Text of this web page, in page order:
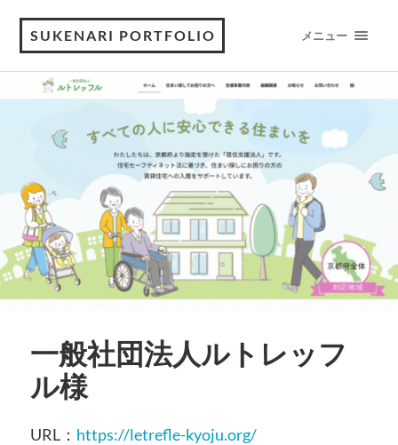
SUKENARI PORTFOLIO メニュー
一般社団法人ルトレッフ
ル様
URL： https://letrefle-kyoju.org/